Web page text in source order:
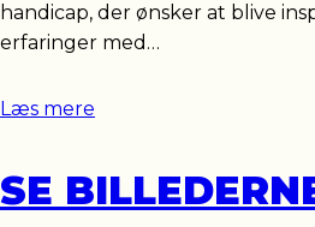
handicap, der ønsker at blive
erfaringer med…
Læs mere
SE